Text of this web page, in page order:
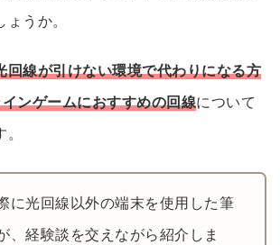
うか。
回線が引けない環境で代わりになる方
ンゲームにおすすめの回線について
に光回線以外の端末を使用した筆
、経験談を交えながら紹介しま